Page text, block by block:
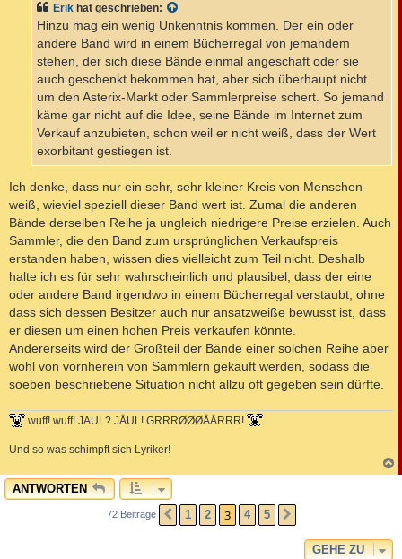
r
a
g
Erik hat geschrieben:
Hinzu mag ein wenig Unkenntnis kommen. Der ein oder
andere Band wird in einem Bücherregal von jemandem
stehen, der sich diese Bände einmal angeschaft oder sie
auch geschenkt bekommen hat, aber sich überhaupt nicht
um den Asterix-Markt oder Sammlerpreise schert. So jemand
käme gar nicht auf die Idee, seine Bände im Internet zum
Verkauf anzubieten, schon weil er nicht weiß, dass der Wert
exorbitant gestiegen ist.
Ich denke, dass nur ein sehr, sehr kleiner Kreis von Menschen
weiß, wieviel speziell dieser Band wert ist. Zumal die anderen
Bände derselben Reihe ja ungleich niedrigere Preise erzielen. Auch
Sammler, die den Band zum ursprünglichen Verkaufspreis
erstanden haben, wissen dies vielleicht zum Teil nicht. Deshalb
halte ich es für sehr wahrscheinlich und plausibel, dass der eine
oder andere Band irgendwo in einem Bücherregal verstaubt, ohne
dass sich dessen Besitzer auch nur ansatzweiße bewusst ist, dass
er diesen um einen hohen Preis verkaufen könnte.
Andererseits wird der Großteil der Bände einer solchen Reihe aber
wohl von vornherein von Sammlern gekauft werden, sodass die
soeben beschriebene Situation nicht allzu oft gegeben sein dürfte.
wuff! wuff! JAUL? JÅUL! GRRRØØØÅÅRRR!
Und so was schimpft sich Lyriker!
a
ANTWORTEN
72 Beiträge VORHERIGE
1 2 3 4 5
GEHE ZU